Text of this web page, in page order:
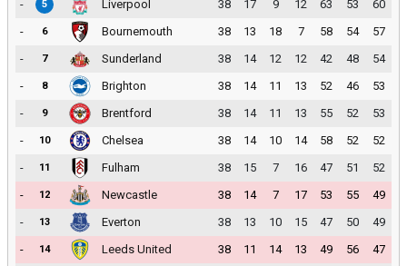
-
5 Liverpool 38 17 9 12 63 53
60
-
6 Bournemouth 38 13 18 7 58 54
57
-
7 Sunderland 38 14 12 12 42 48
54
-
8 Brighton 38 14 11 13 52 46
53
-
9 Brentford 38 14 11 13 55 52
53
-
10 Chelsea 38 14 10 14 58 52
52
-
11 Fulham 38 15 7 16 47 51
52
-
12 Newcastle 38 14 7 17 53 55
49
-
13 Everton 38 13 10 15 47 50
49
-
14 Leeds United 38 11 14 13 49 56
47